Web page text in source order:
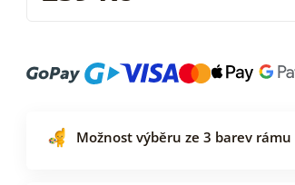
Možnost výběru ze 3 barev rámu